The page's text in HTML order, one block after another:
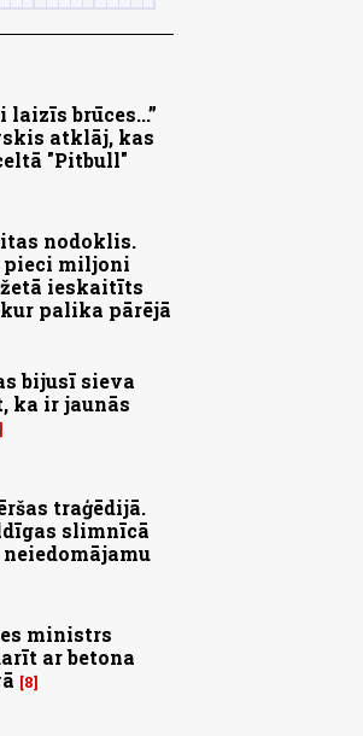
brūces...”
atklāj, kas
"Pitbull"
nodoklis.
pieci miljoni
ieskaitīts
palika pārējā
bijusī sieva
ka ir jaunās
traģēdijā.
slimnīcā
ministrs
ar betona
8